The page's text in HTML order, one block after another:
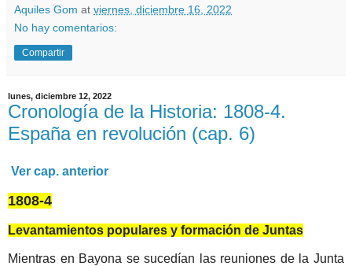
Aquiles Gom at viernes, diciembre 16, 2022
No hay comentarios:
Compartir
lunes, diciembre 12, 2022
Cronología de la Historia: 1808-4.
España en revolución (cap. 6)
Ver cap. anterior
1808-4
Levantamientos populares y formación de Juntas
Mientras en Bayona se sucedían las reuniones de la Junta